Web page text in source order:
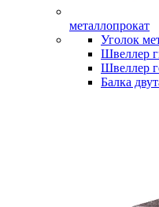
металлопрокат
Уголок
Швеллер
Швеллер
Балка